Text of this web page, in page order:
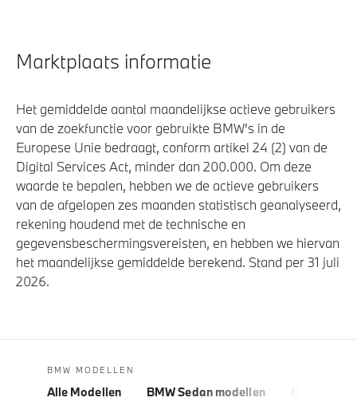
Marktplaats informatie
Het gemiddelde aantal maandelijkse actieve gebruikers
van de zoekfunctie voor gebruikte BMW's in de
Europese Unie bedraagt, conform artikel 24 (2) van de
Digital Services Act, minder dan 200.000. Om deze
waarde te bepalen, hebben we de actieve gebruikers
van de afgelopen zes maanden statistisch geanalyseerd,
rekening houdend met de technische en
gegevensbeschermingsvereisten, en hebben we hiervan
het maandelijkse gemiddelde berekend. Stand per 31 juli
2026.
BMW MODELLEN
Alle Modellen BMW Sedan modellen